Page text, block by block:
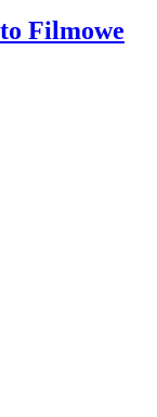
Filmowe